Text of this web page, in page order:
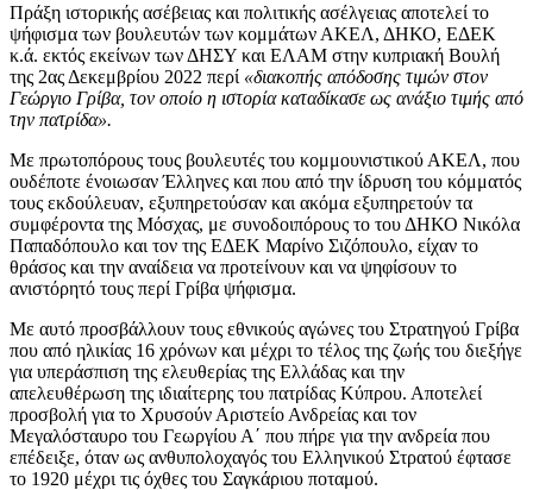
Πράξη ιστορικής ασέβειας και πολιτικής ασέλγειας αποτελεί το
ψήφισμα των βουλευτών των κομμάτων ΑΚΕΛ, ΔΗΚΟ, ΕΔΕΚ
κ.ά. εκτός εκείνων των ΔΗΣΥ και ΕΛΑΜ στην κυπριακή Βουλή
της 2ας Δεκεμβρίου 2022 περί «διακοπής απόδοσης τιμών στον
Γεώργιο Γρίβα, τον οποίο η ιστορία καταδίκασε ως ανάξιο τιμής από
την πατρίδα».
Με πρωτοπόρους τους βουλευτές του κομμουνιστικού ΑΚΕΛ, που
ουδέποτε ένοιωσαν Έλληνες και που από την ίδρυση του κόμματός
τους εκδούλευαν, εξυπηρετούσαν και ακόμα εξυπηρετούν τα
συμφέροντα της Μόσχας, με συνοδοιπόρους το του ΔΗΚΟ Νικόλα
Παπαδόπουλο και τον της ΕΔΕΚ Μαρίνο Σιζόπουλο, είχαν το
θράσος και την αναίδεια να προτείνουν και να ψηφίσουν το
ανιστόρητό τους περί Γρίβα ψήφισμα.
Με αυτό προσβάλλουν τους εθνικούς αγώνες του Στρατηγού Γρίβα
που από ηλικίας 16 χρόνων και μέχρι το τέλος της ζωής του διεξήγε
για υπεράσπιση της ελευθερίας της Ελλάδας και την
απελευθέρωση της ιδιαίτερης του πατρίδας Κύπρου. Αποτελεί
προσβολή για το Χρυσούν Αριστείο Ανδρείας και τον
Μεγαλόσταυρο του Γεωργίου Α΄ που πήρε για την ανδρεία που
επέδειξε, όταν ως ανθυπολοχαγός του Ελληνικού Στρατού έφτασε
το 1920 μέχρι τις όχθες του Σαγκάριου ποταμού.